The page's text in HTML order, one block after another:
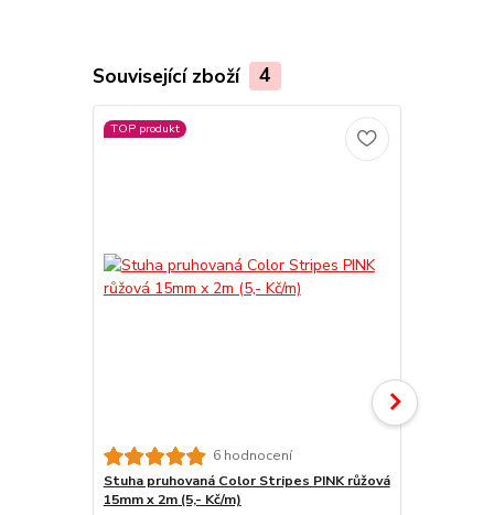
Související zboží 4
TOP produkt
6 hodnocení
Stuha pruhovaná Color Stripes PINK růžová
15mm x 2m (5,- Kč/m)